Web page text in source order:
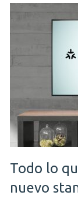
Todo lo
nuevo